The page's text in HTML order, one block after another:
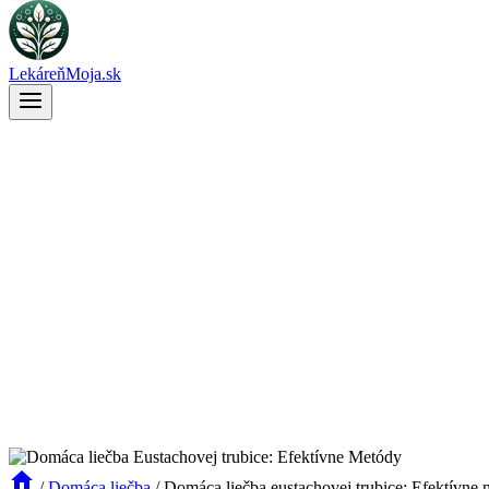
LekáreňMoja.sk